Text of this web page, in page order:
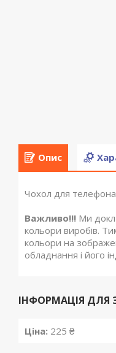
Опис
Чохол для
Важливо!!! Ми
кольори виробів.
кольори на
обладнання і його
ІНФОРМАЦІЯ ДЛЯ
Ціна: 225 ₴